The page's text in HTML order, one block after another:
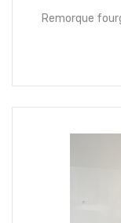
Remorque